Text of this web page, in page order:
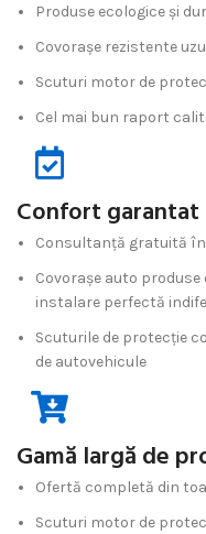
Produse ecologice și
Covorașe rezistente
Scuturi motor de
Cel mai bun raport
Confort garantat
Consultanță gratuită
Covorașe auto
instalare perfectă
Scuturile de protecție
de autovehicule
Gamă largă de
Ofertă completă din
Scuturi motor de